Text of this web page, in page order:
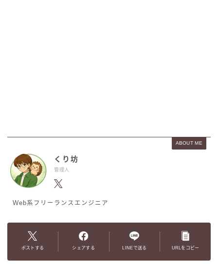
ABOUT ME
くり坊
管理人
Web系フリーランスエンジニア
ポストする シェアする LINEで送る URLをコピー